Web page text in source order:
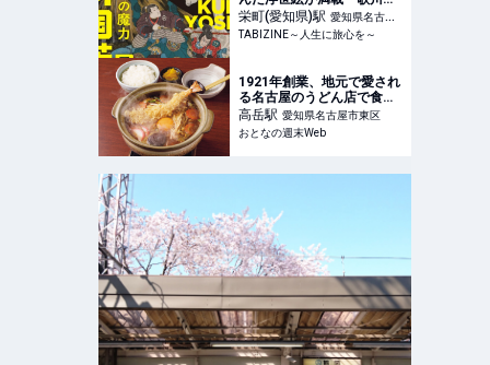
芳展―奇才絵師の魔力」開
催｜愛知県美術館 |
TABIZINE～人生に旅心を
栄町(愛知県)駅 愛知県名古屋
市中区
TABIZINE～人生に旅心を～
1921年創業、地元で愛され
る名古屋のうどん店で食べ
る味噌煮込みうどんは昔な
がらの味で最高だった
高岳駅 愛知県名古屋市東区
おとなの週末Web